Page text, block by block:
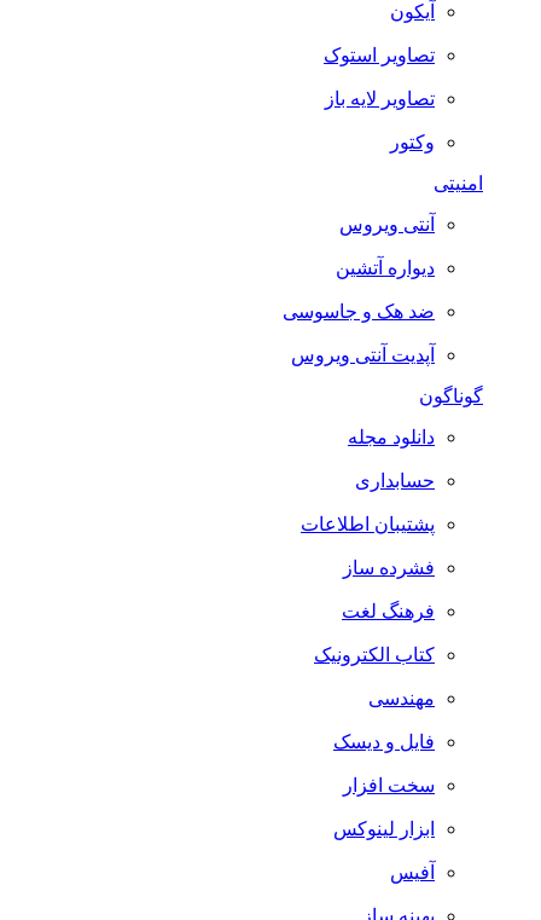
آیکون
تصاویر استوک
تصاویر لایه باز
وکتور
امنیتی
آنتی ویروس
دیواره آتشین
ضد هک و جاسوسی
آپدیت آنتی ویروس
گوناگون
دانلود مجله
حسابداری
پشتیبان اطلاعات
فشرده ساز
فرهنگ لغت
کتاب الکترونیک
مهندسی
فایل و دیسک
سخت افزار
ابزار لینوکس
آفیس
بهینه ساز